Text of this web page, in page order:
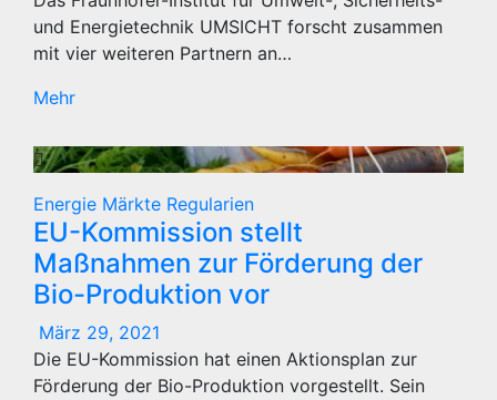
und Energietechnik UMSICHT forscht zusammen
mit vier weiteren Partnern an…
Mehr
Energie Märkte Regularien
EU-Kommission stellt
Maßnahmen zur Förderung der
Bio-Produktion vor
März 29, 2021
Die EU-Kommission hat einen Aktionsplan zur
Förderung der Bio-Produktion vorgestellt. Sein